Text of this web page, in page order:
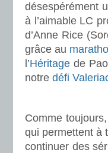
désespérément
à l’aimable LC
d’Anne Rice
grâce au
l’Héritage de
notre défi
Comme
qui permettent à
continuer des